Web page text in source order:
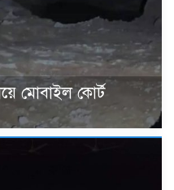
মোবাইল কোর্ট